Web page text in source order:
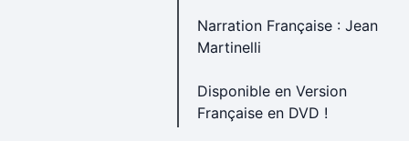
Narration Française : Jean
Martinelli
Disponible en Version
Française en DVD !